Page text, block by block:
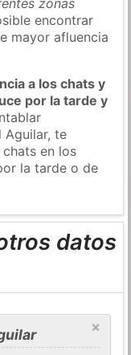
encontrar
mayor afluencia
a los chats y
por la tarde y
Aguilar, te
en los
la tarde o de
datos
×